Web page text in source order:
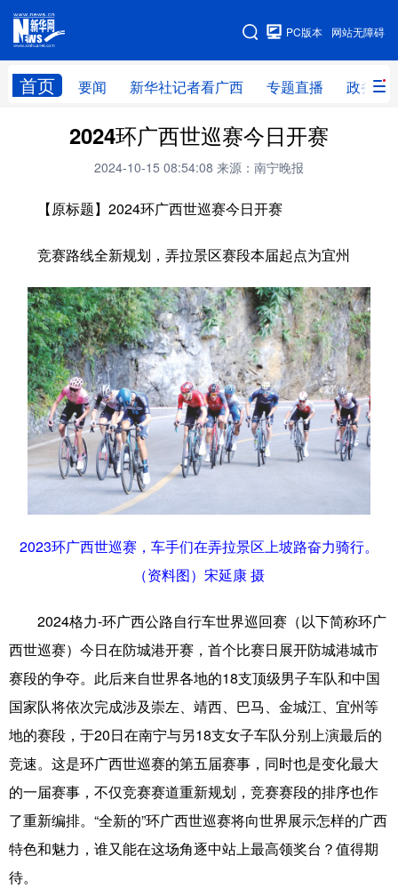
网站无障碍
PC版本
首页 要闻 新华社记者看广西 专题直播 政务信
网站地图
广西频道
新华社记者 专题直播
图片新闻 壮美广西
学习进行时 高层 时政 人事
国际 财经 网评 港澳
台湾 思客智库 全球连线 教育
科技 科普 体育 文化
健康 军事 访谈 视频
中央文件
食品 人居 信息化 乡村振兴
城市 旅游
会展 彩票 娱乐 时尚
悦读 公益 书画 一带一路
亚太网 上市公司 文化产业
地方频道
北京 天津 河北 山西
辽宁 吉林 上海 江苏
2024环广西世巡赛今日开赛
2024-10-15 08:54:08 来源：南宁晚报
【原标题】2024环广西世巡赛今日开赛
竞赛路线全新规划，弄拉景区赛段本届起点为宜州
2023环广西世巡赛，车手们在弄拉景区上坡路奋力骑行。
（资料图）宋延康 摄
2024格力-环广西公路自行车世界巡回赛（以下简称环广
西世巡赛）今日在防城港开赛，首个比赛日展开防城港城市
赛段的争夺。此后来自世界各地的18支顶级男子车队和中国
国家队将依次完成涉及崇左、靖西、巴马、金城江、宜州等
地的赛段，于20日在南宁与另18支女子车队分别上演最后的
竞速。这是环广西世巡赛的第五届赛事，同时也是变化最大
的一届赛事，不仅竞赛赛道重新规划，竞赛赛段的排序也作
了重新编排。“全新的”环广西世巡赛将向世界展示怎样的广西
特色和魅力，谁又能在这场角逐中站上最高领奖台？值得期
待。